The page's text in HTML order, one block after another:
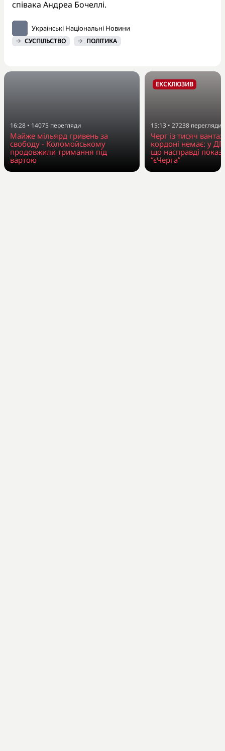
співака Андреа Бочеллі.
Українські Національні Новини
СУСПІЛЬСТВО ПОЛІТИКА
16:28 • 14075 перегляди
Майже мільярд гривень за
свободу - Коломойському
продовжили тримання під
вартою
ЕКСКЛЮЗИВ
15:13 • 27238 перегляди
Черг із тисяч
кордоні немає: у
що насправді
“єЧерга”